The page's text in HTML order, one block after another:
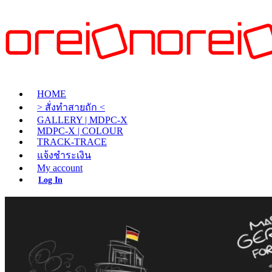
HOME
> สั่งทำสายถัก <
GALLERY | MDPC-X
MDPC-X | COLOUR
TRACK-TRACE
แจ้งชำระเงิน
My account
Log In